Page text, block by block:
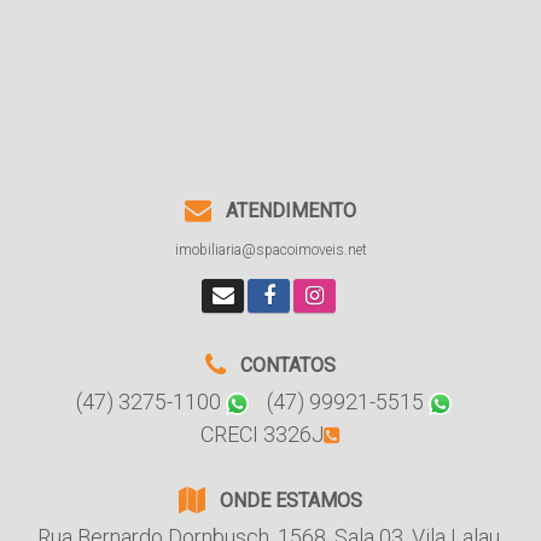
ATENDIMENTO
imobiliaria@spacoimoveis.net
CONTATOS
(47) 3275-1100
(47) 99921-5515
CRECI 3326J
ONDE ESTAMOS